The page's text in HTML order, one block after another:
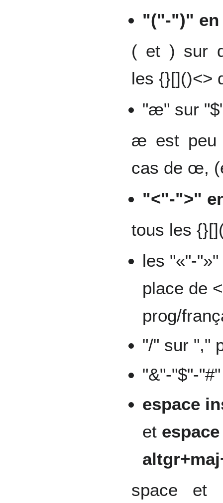
"("-")"
( et ) sur
les {}[]()<>
"æ" sur
æ est peu
cas de œ,
"<"-">"
tous les
les "«"-
place de
prog/
"/" sur ","
"&"-"$"-
espace
et
space et